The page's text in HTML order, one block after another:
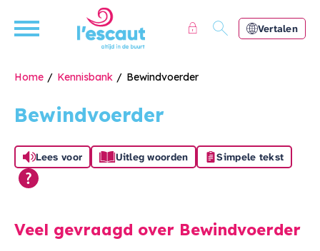
Naar hoofdinhoud
Naar hoofdnavigatiemenu
Naar zoeken
Naar de homepage
Ga naar Hoofd
Vertalen
Home Kennisbank Bewindvoerder
Bewindvoerder
Lees voor Uitleg woorden Simpele tekst
Veel gevraagd over Bewindvoerder